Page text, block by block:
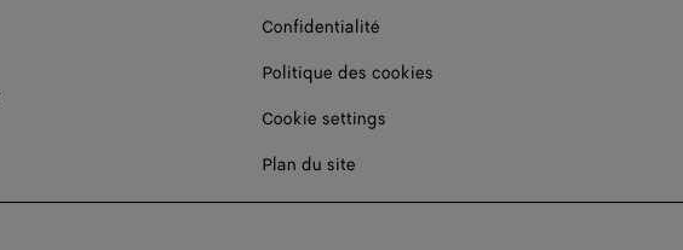
Confidentialité
Politique des cookies
Cookie settings
Plan du site